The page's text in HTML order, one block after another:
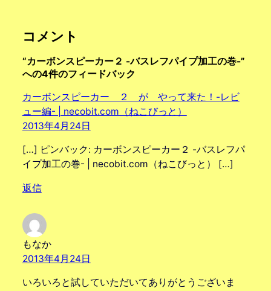
コメント
“カーボンスピーカー２ -バスレフパイプ加工の巻-”
への4件のフィードバック
カーボンスピーカー ２ が やって来た！-レビ
ュー編- | necobit.com（ねこびっと）
2013年4月24日
[…] ピンバック: カーボンスピーカー２ -バスレフパ
イプ加工の巻- | necobit.com（ねこびっと） […]
返信
もなか
2013年4月24日
いろいろと試していただいてありがとうございま